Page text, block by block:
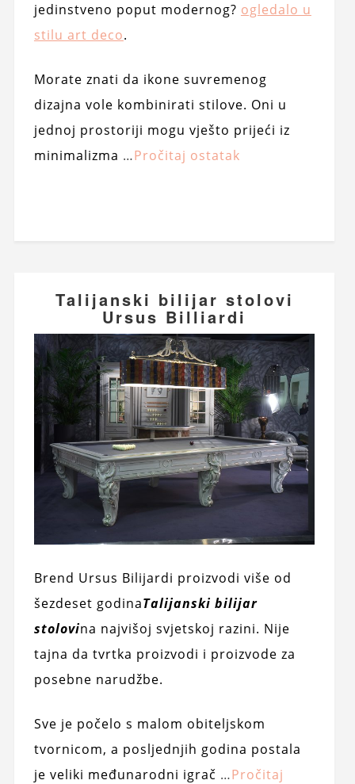
jedinstveno poput modernog? ogledalo u
stilu art deco.
Morate znati da ikone suvremenog
dizajna vole kombinirati stilove. Oni u
jednoj prostoriji mogu vješto prijeći iz
minimalizma …Pročitaj ostatak
Talijanski bilijar stolovi
Ursus Billiardi
Brend Ursus Bilijardi proizvodi više od
šezdeset godinaTalijanski bilijar
stolovina najvišoj svjetskoj razini. Nije
tajna da tvrtka proizvodi i proizvode za
posebne narudžbe.
Sve je počelo s malom obiteljskom
tvornicom, a posljednjih godina postala
je veliki međunarodni igrač …Pročitaj